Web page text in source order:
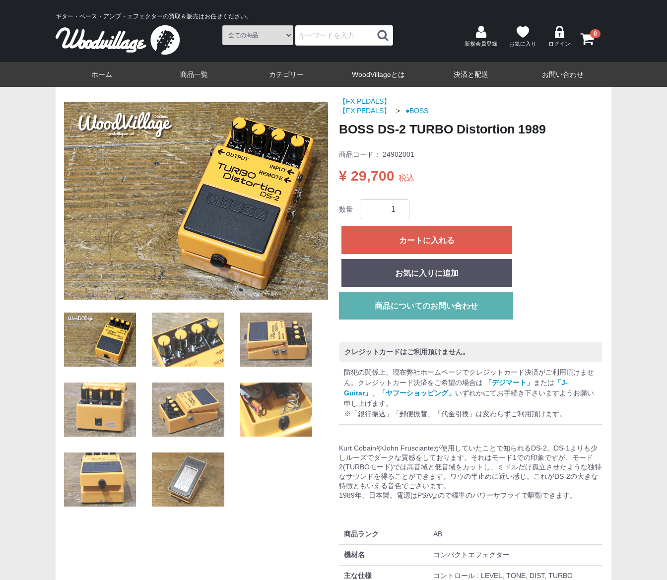
ギター・ベース・アンプ・エフェクターの買取＆販売はお任せください。
新規会員登録 お気に入り ログイン
0
ホーム 商品一覧 カテゴリー WoodVillageとは 決済と配送 お問い合わせ
【FX PEDALS】
【FX PEDALS】
●BOSS
BOSS DS-2 TURBO Distortion 1989
商品コード： 24902001
¥ 29,700 税込
数量
カートに入れる
お気に入りに追加
商品についてのお問い合わせ
クレジットカードはご利用頂けません。
防犯の関係上、現在弊社ホームページでクレジットカード決済がご利用頂けませ
ん。クレジットカード決済をご希望の場合は
「デジマート」 または 「J-
Guitar」
「ヤフーショッピング」 いずれかにてお手続き下さいますようお願い
申し上げます。
※「銀行振込」「郵便振替」「代金引換」は変わらずご利用頂けます。
Kurt CobainやJohn Fruscianteが使用していたことで知られるDS-2。DS-1よりも少
しルーズでダークな質感をしております。それはモード1での印象ですが、モード
2(TURBOモード)では高音域と低音域をカットし、ミドルだけ孤立させたような独特
なサウンドを得ることができます。ワウの半止めに近い感じ。これがDS-2の大きな
特徴ともいえる音色でございます。
1989年、日本製。電源はPSAなので標準のパワーサプライで駆動できます。
商品ランク AB
機材名 コンパクトエフェクター
主な仕様
コントロール : LEVEL, TONE, DIST, TURBO